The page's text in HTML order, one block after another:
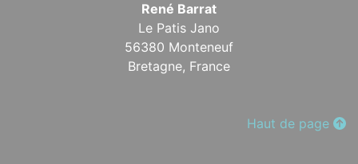
René Barrat
Le Patis Jano
56380 Monteneuf
Bretagne, France
Haut de page